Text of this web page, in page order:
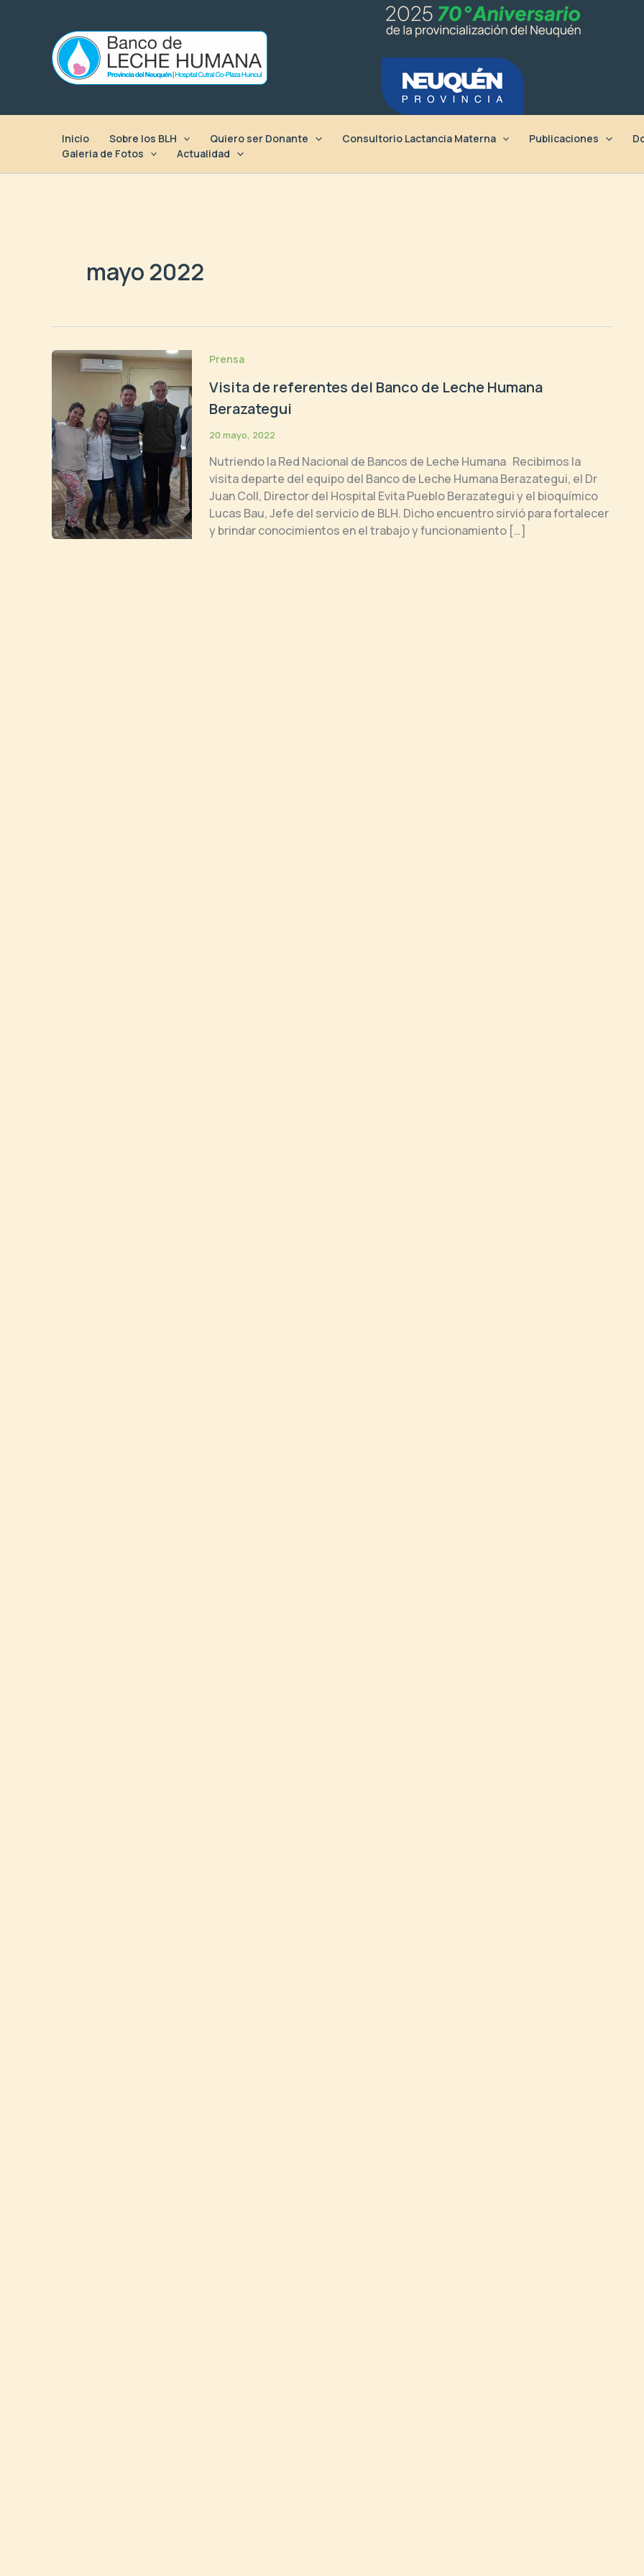
contenido
Inicio Sobre los BLH Quiero ser Donante Consultorio Lactancia Materna Publicaciones
Galeria de Fotos
Actualidad
mayo 2022
Prensa
Visita de referentes del Banco de Leche Humana
Berazategui
20 mayo, 2022
Nutriendo la Red Nacional de Bancos de Leche Humana Recibimos la
visita departe del equipo del Banco de Leche Humana Berazategui, el Dr
Juan Coll, Director del Hospital Evita Pueblo Berazategui y el bioquímico
Lucas Bau, Jefe del servicio de BLH. Dicho encuentro sirvió para fortalecer
y brindar conocimientos en el trabajo y funcionamiento […]